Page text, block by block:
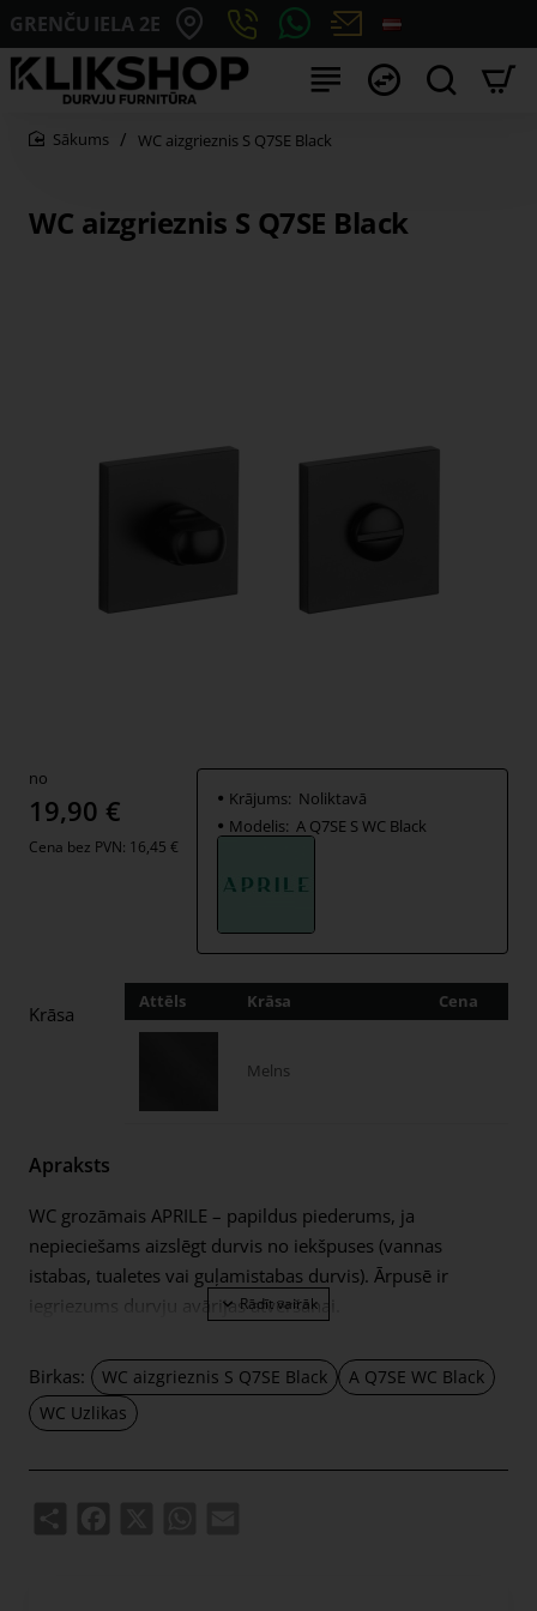
GRENČU IELA 2E
WC aizgrieznis S Q7SE Black
WC aizgrieznis S Q7SE Black
no
19,90 €
Cena bez PVN: 16,45 €
Krājums: Noliktavā
Modelis: A Q7SE S WC Black
Krāsa
Attēls Krāsa Cena
Melns
Apraksts
WC grozāmais APRILE – papildus piederums, ja
nepieciešams aizslēgt durvis no iekšpuses (vannas
istabas, tualetes vai guļamistabas durvis). Ārpusē ir
iegriezums durvju avārijas atvēršanai.
grozāmā savienojuma ass ir 4x4mm (ar iespēju to
izgatavot 6x6mm, izmantojot reduktoru). Grozāmais ir
aprīkots ar 7 mm biezām metāla rozetēm.
Komplektā ietilpst:
Birkas: WC aizgrieznis S Q7SE Black
A Q7SE WC Black
WC Uzlikas